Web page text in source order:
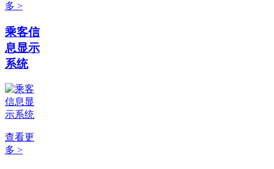
多 >
乘客信
息显示
系统
查看更
多 >